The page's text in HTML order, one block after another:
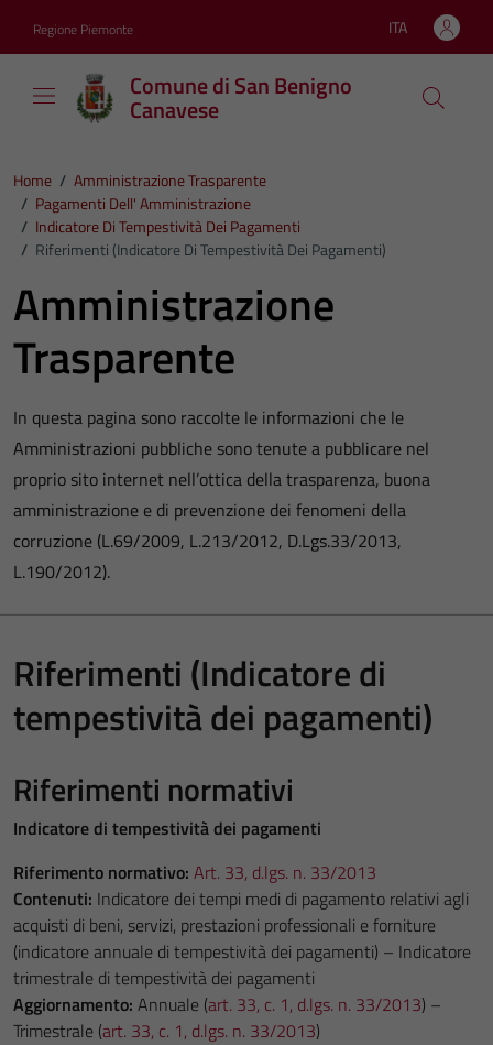
Regione Piemonte Lingua attiva:
ITA
Comune di San Benigno
Canavese
Home / Amministrazione Trasparente
/ Pagamenti Dell' Amministrazione
/ Indicatore Di Tempestività Dei Pagamenti
/ Riferimenti (Indicatore Di Tempestività Dei Pagamenti)
Amministrazione
Trasparente
In questa pagina sono raccolte le informazioni che le
Amministrazioni pubbliche sono tenute a pubblicare nel
proprio sito internet nell’ottica della trasparenza, buona
amministrazione e di prevenzione dei fenomeni della
corruzione (L.69/2009, L.213/2012, D.Lgs.33/2013,
L.190/2012).
Riferimenti (Indicatore di
tempestività dei pagamenti)
Riferimenti normativi
Indicatore di tempestività dei pagamenti
Riferimento normativo: Art. 33, d.lgs. n. 33/2013
Contenuti: Indicatore dei tempi medi di pagamento relativi agli
acquisti di beni, servizi, prestazioni professionali e forniture
(indicatore annuale di tempestività dei pagamenti) – Indicatore
trimestrale di tempestività dei pagamenti
Aggiornamento: Annuale (art. 33, c. 1, d.lgs. n. 33/2013) –
Trimestrale (art. 33, c. 1, d.lgs. n. 33/2013)